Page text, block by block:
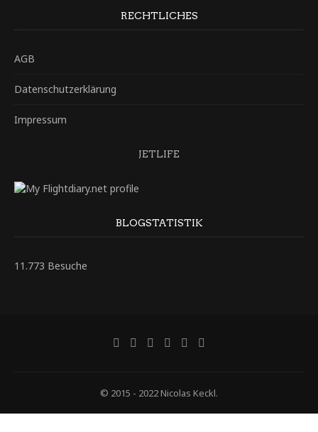
RECHTLICHES
AGB
Datenschutzerklärung
Impressum
JETLIFE
BLOGSTATISTIK
11.773 Besuche
© 2015 - 2022 Nicolas Keckl.